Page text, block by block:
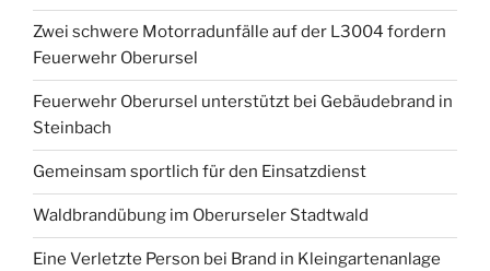
Zwei schwere Motorradunfälle auf der L3004 fordern
Feuerwehr Oberursel
Feuerwehr Oberursel unterstützt bei Gebäudebrand in
Steinbach
Gemeinsam sportlich für den Einsatzdienst
Waldbrandübung im Oberurseler Stadtwald
Eine Verletzte Person bei Brand in Kleingartenanlage